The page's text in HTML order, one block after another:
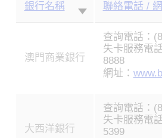
銀行名稱 聯絡電話 /
澳門商業銀行
查詢電話：
失卡服務電
8888
網址：
大西洋銀行
查詢電話：
失卡服務電
5399